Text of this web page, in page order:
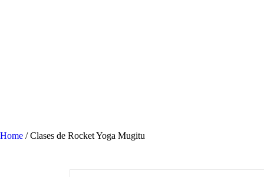
Home /Clases de Rocket Yoga Mugitu